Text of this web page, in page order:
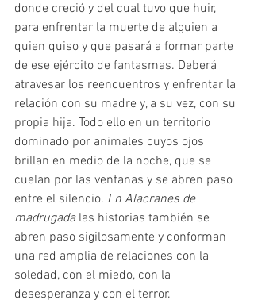
donde creció y del cual tuvo que huir,
para enfrentar la muerte de alguien a
quien quiso y que pasará a formar parte
de ese ejército de fantasmas. Deberá
atravesar los reencuentros y enfrentar la
relación con su madre y, a su vez, con su
propia hija. Todo ello en un territorio
dominado por animales cuyos ojos
brillan en medio de la noche, que se
cuelan por las ventanas y se abren paso
entre el silencio. En Alacranes de
madrugada las historias también se
abren paso sigilosamente y conforman
una red amplia de relaciones con la
soledad, con el miedo, con la
desesperanza y con el terror.